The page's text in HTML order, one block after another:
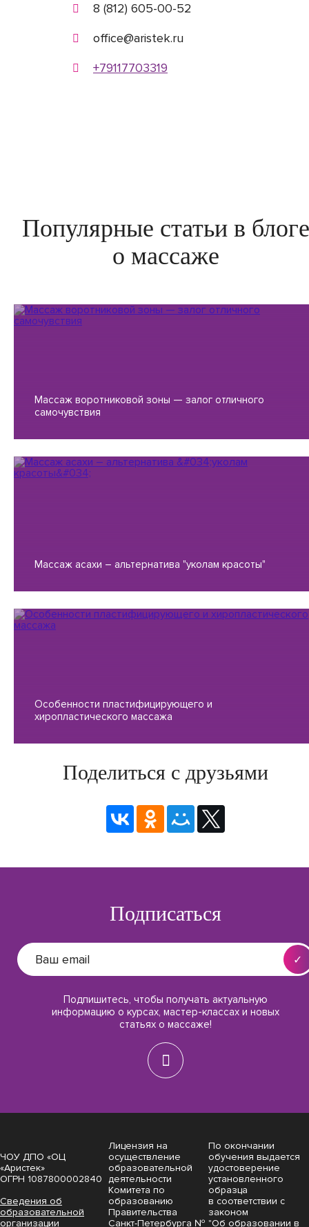
8 (812) 605-00-52
office@aristek.ru
+79117703319
Популярные статьи в блоге
о массаже
Массаж воротниковой зоны — залог отличного
самочувствия
Массаж асахи – альтернатива "уколам красоты"
Особенности пластифицирующего и
хиропластического массажа
Поделиться с друзьями
Подписаться
Подпишитесь, чтобы получать актуальную
информацию о курсах, мастер-классах и новых
статьях о массаже!
ЧОУ ДПО «ОЦ
«Аристек»
ОГРН 1087800002840
Сведения об
образовательной
организации
Лицензия на
осуществление
образовательной
деятельности
Комитета по
образованию
Правительства
Санкт-Петербурга №
По окончании
обучения выдается
удостоверение
установленного
образца
в соответствии с
законом
"Об образовании в